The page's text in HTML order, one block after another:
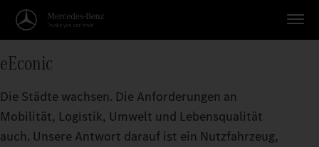
eEconic
Die Städte wachsen. Die Anforderungen an
Mobilität, Logistik, Umwelt und Lebensqualität
auch. Unsere Antwort darauf ist ein Nutzfahrzeug,